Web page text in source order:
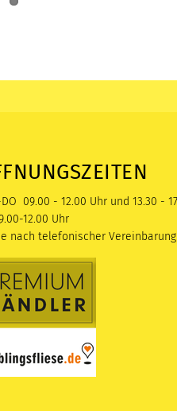
09.00 - 12.00 Uhr und 13.30 -
12.00 Uhr
nach telefonischer Vereinbarung